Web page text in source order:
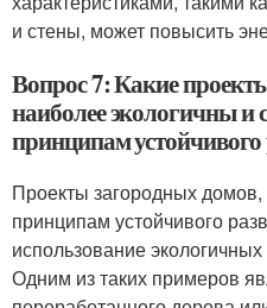
и стены, может повысить
Вопрос 7: Какие
наиболее экологичны и
принципам устойчивого
Проекты загородных домов,
принципам устойчивого
использование
Одним из таких примеров